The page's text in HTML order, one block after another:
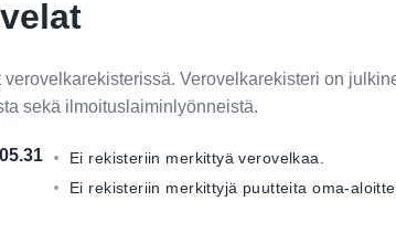
verovelkarekisterissä. Verovelkarekisteri on
sekä ilmoituslaiminlyönneistä.
Ei rekisteriin merkittyä verovelkaa.
Ei rekisteriin merkittyjä puutteita oma-